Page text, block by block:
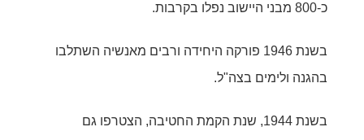
כ-800 מבני היישוב נפלו בקרבות.
בשנת 1946 פורקה היחידה ורבים מאנשיה השתלבו
בהגנה ולימים בצה"ל.
בשנת 1944, שנת הקמת החטיבה, הצטרפו גם